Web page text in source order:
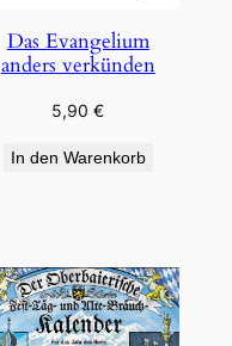
Das Evangelium
anders verkünden
5,90€
In den Warenkorb